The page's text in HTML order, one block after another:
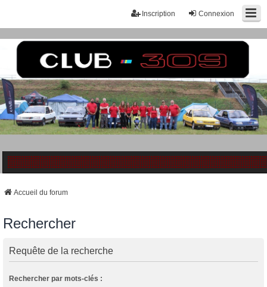
Connexion
Inscription
Accueil du forum
Rechercher
Requête de la recherche
Rechercher par mots-clés :